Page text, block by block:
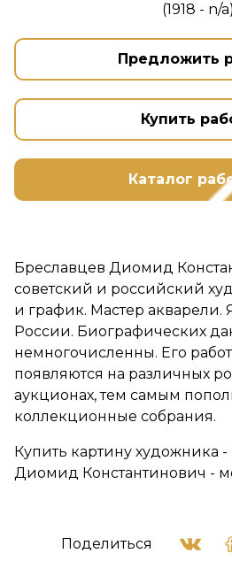
(1918 - n/a)
Предложить
Купить
Каталог
Бреславцев Диомид
советский и российский
и график. Мастер акварели.
России. Биографических
немногочисленны. Его
появляются на различных
аукционах, тем самым
коллекционные собрания.
Купить картину художника
Диомид Константинович -
Поделиться